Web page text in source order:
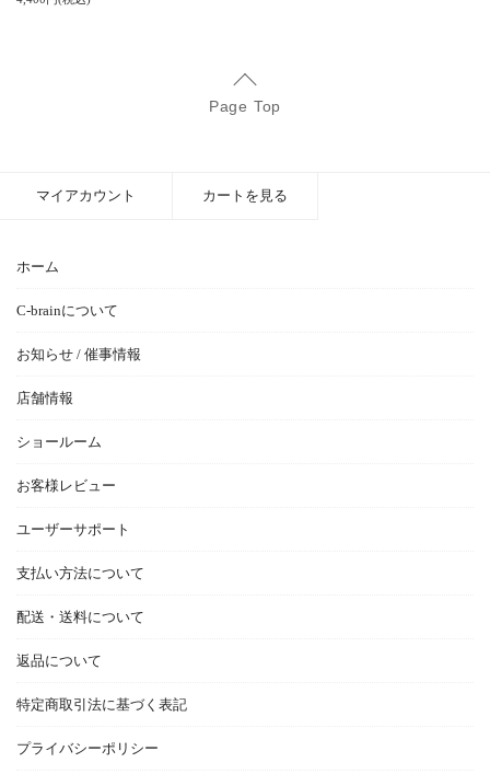
Page Top
ホーム
C-brainについて
お知らせ / 催事情報
店舗情報
ショールーム
お客様レビュー
ユーザーサポート
支払い方法について
配送・送料について
返品について
特定商取引法に基づく表記
プライバシーポリシー
マイアカウント カートを見る